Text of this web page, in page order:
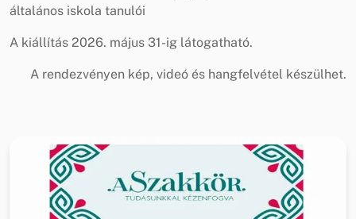
általános iskola tanulói
A kiállítás 2026. május 31-ig látogatható.
A rendezvényen kép, videó és hangfelvétel készülhet.